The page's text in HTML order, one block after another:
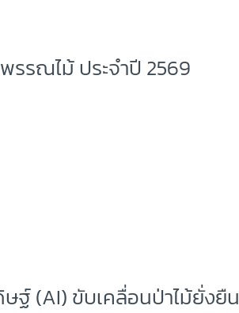
รรณไม้ ประจำปี 2569
ฐ์ (AI) ขับเคลื่อนป่าไม้ยั่งยืน